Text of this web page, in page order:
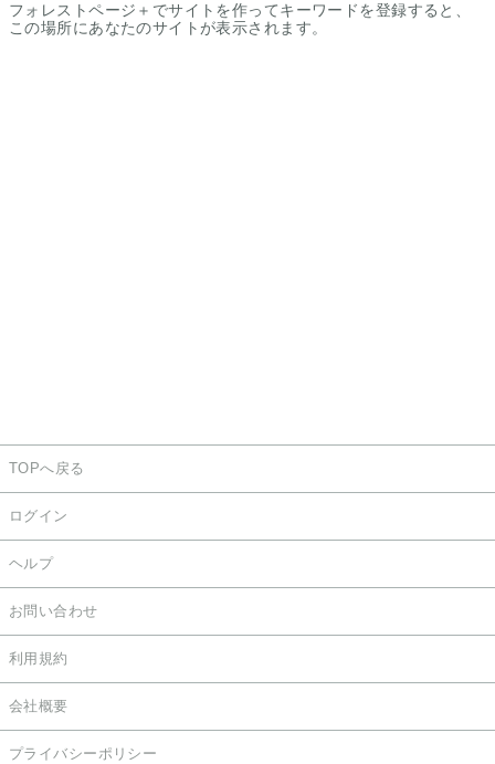
フォレストページ＋でサイトを作ってキーワードを登録すると、
この場所にあなたのサイトが表示されます。
TOPへ戻る
ログイン
ヘルプ
お問い合わせ
利用規約
会社概要
プライバシーポリシー